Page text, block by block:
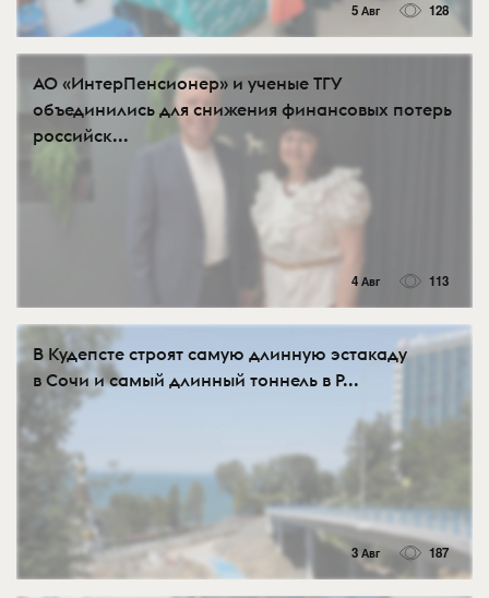
5 Авг 128
АО «ИнтерПенсионер» и ученые ТГУ
объединились для снижения финансовых потерь
российск...
4 Авг 113
В Кудепсте строят самую длинную эстакаду
в Сочи и самый длинный тоннель в Р...
3 Авг 187